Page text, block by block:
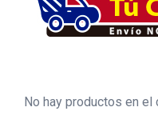
No hay productos en el